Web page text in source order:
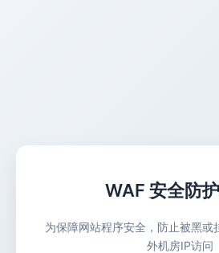
WAF 安全防
为保障网站程序安全，防止被黑或
外机房IP访问